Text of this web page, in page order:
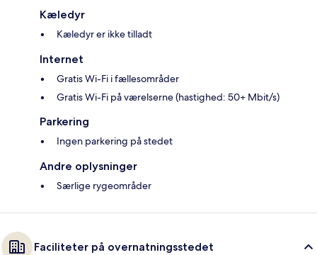
Kæledyr
Kæledyr er ikke tilladt
Internet
Gratis Wi-Fi i fællesområder
Gratis Wi-Fi på værelserne (hastighed: 50+ Mbit/s)
Parkering
Ingen parkering på stedet
Andre oplysninger
Særlige rygeområder
Faciliteter på overnatningsstedet